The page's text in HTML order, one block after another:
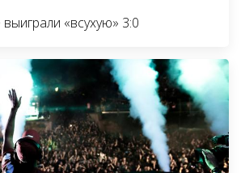
«всухую» 3:0